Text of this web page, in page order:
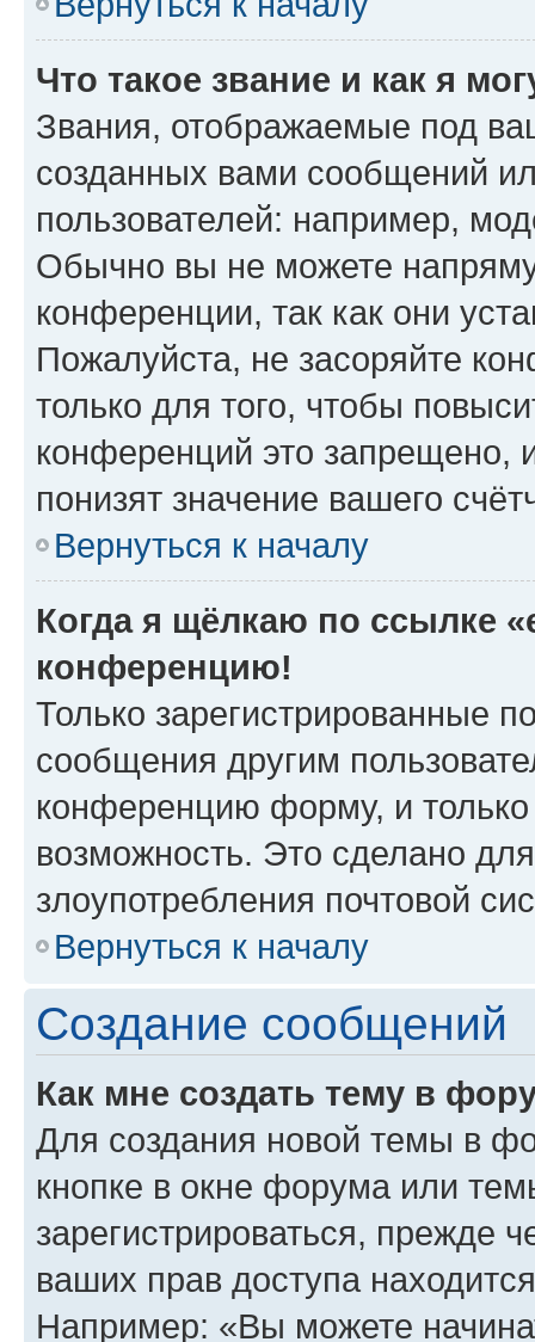
Что такое звание и как я
Звания, отображаемые под
созданных вами сообщений
пользователей: например,
Обычно вы не можете
конференции, так как они
Пожалуйста, не засоряйте
только для того, чтобы
конференций это запрещено,
понизят значение вашего
Вернуться к началу
Когда я щёлкаю по ссылке
конференцию!
Только зарегистрированные
сообщения другим
конференцию форму, и
возможность. Это сделано
злоупотребления почтовой
Вернуться к началу
Создание сообщений
Как мне создать тему в
Для создания новой темы в
кнопке в окне форума или
зарегистрироваться, прежде
ваших прав доступа
Например: «Вы можете